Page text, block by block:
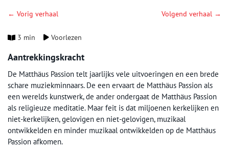
← Vorig verhaal Volgend verhaal →
3 min Voorlezen
Aantrekkingskracht
De Matthäus Passion telt jaarlijks vele uitvoeringen en een brede
schare muziekminnaars. De een ervaart de Matthäus Passion als
een werelds kunstwerk, de ander ondergaat de Matthäus Passion
als religieuze meditatie. Maar feit is dat miljoenen kerkelijken en
niet-kerkelijken, gelovigen en niet-gelovigen, muzikaal
ontwikkelden en minder muzikaal ontwikkelden op de Matthäus
Passion afkomen.